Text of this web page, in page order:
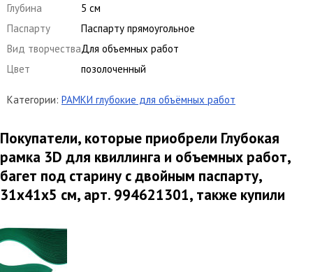
Глубина
5 см
Паспарту
Паспарту прямоугольное
Вид творчестваДля объемных работ
Цвет
позолоченный
Категории: РАМКИ глубокие для объёмных работ
Покупатели, которые приобрели Глубокая
рамка 3D для квиллинга и объемных работ,
багет под старину с двойным паспарту,
31х41х5 см, арт. 994621301, также купили